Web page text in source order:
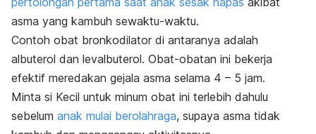
asma yang kambuh sewaktu-waktu.
Contoh obat bronkodilator di antaranya adalah
albuterol dan levalbuterol. Obat-obatan ini bekerja
efektif meredakan gejala asma selama 4 – 5 jam.
Minta si Kecil untuk minum obat ini terlebih dahulu
sebelum anak mulai berolahraga, supaya asma tidak